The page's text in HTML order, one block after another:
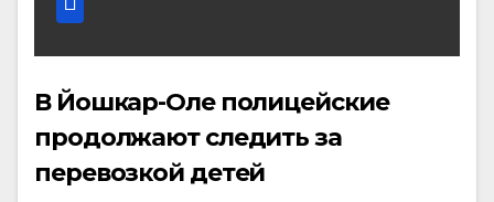
В Йошкар-Оле полицейские
продолжают следить за
перевозкой детей